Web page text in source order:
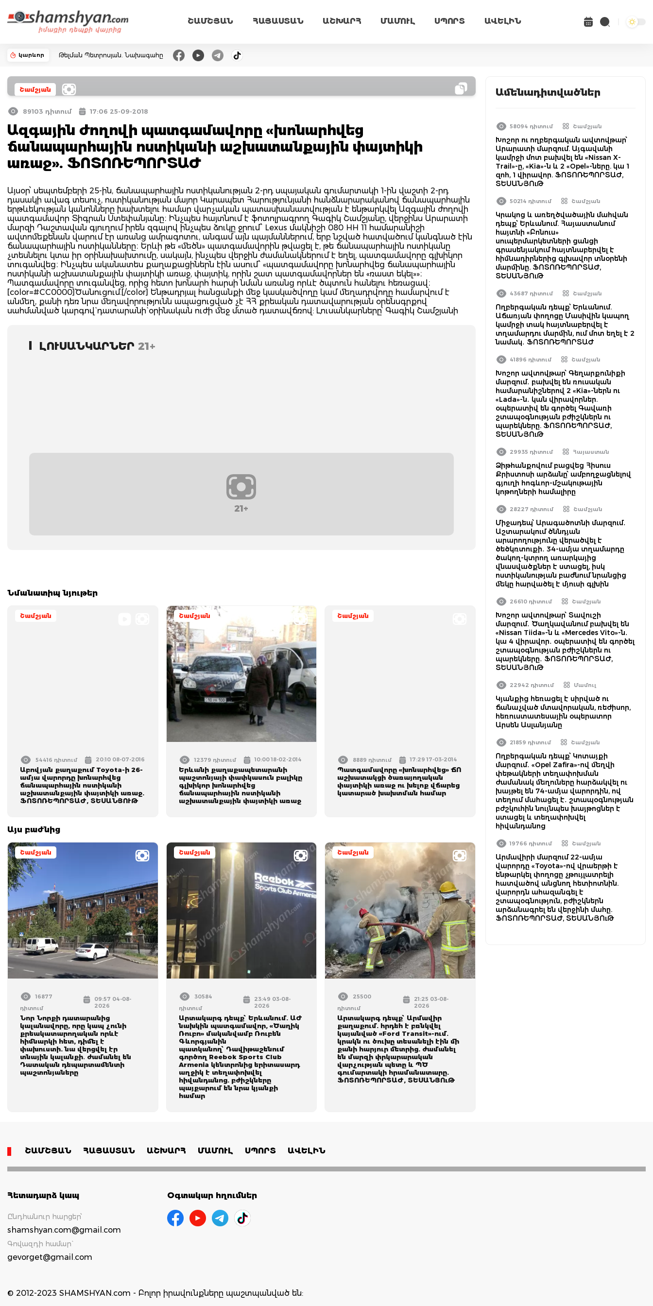
ՇԱՄՇՅԱՆ ՀԱՅԱՍՏԱՆ ԱՇԽԱՐՀ ՄԱՄՈՒԼ ՍՊՈՐՏ ԱՎԵԼԻՆ
կարևոր Թելման Պետրոսյան. Նախագահը
Շամշյան
89103 դիտում 17:06 25-09-2018
Ազգային ժողովի պատգամավորը «խոնարհվեց
ճանապարհային ոստիկանի աշխատանքային փայտիկի
առաջ». ՖՈՏՈՌԵՊՈՐՏԱԺ
Այսօր՝ սեպտեմբերի 25-ին, ճանապարհային ոստիկանության 2-րդ սպայական գումարտակի 1-ին վաշտի 2-րդ
դասակի ավագ տեսուչ, ոստիկանության մայոր Կարապետ Հարությունյանի հանձնարարականով ճանապարհային
երթևեկության կանոնները խախտելու համար վարչական պատասխանատվության է ենթարկվել Ազգային ժողովի
պատգամավոր Տիգրան Ստեփանյանը։ Ինչպես հայտնում է ֆոտոլրագրող Գագիկ Շամշյանը, վերջինս Արարատի
մարզի Դաշտավան գյուղում իրեն զգալով ինչպես ձուկը ջրում՝ Lexus մակնիշի 080 HH 11 համարանիշի
ավտոմեքենան վարում էր առանց ամրագոտու, անգամ այն պայմաններում, երբ նշված հատվածում կանգնած էին
ճանապարհային ոստիկանները։ Երևի թե «մեծն» պատգամավորին թվացել է, թե ճանապարհային ոստիկանը
չտեսնելու կտա իր օրինախախտումը, սակայն, ինչպես վերջին ժամանակներում է եղել, պատգամավորը գլխիկոր
տուգանվեց։ Ինչպես ականատես քաղաքացիներն էին ասում՝ «պատգամավորը խոնարհվեց ճանապարհային
ոստիկանի աշխատանքային փայտիկի առաջ, փայտիկ, որին շատ պատգամավորներ են «ռաստ եկել»»։
Պատգամավորը տուգանվեց, որից հետո խոնարհ հարսի նման առանց որևէ ծպտուն հանելու հեռացավ։
[color=#CC0000]Ծանուցում.[/color] Ենթադրյալ հանցանքի մեջ կասկածվողը կամ մեղադրվողը համարվում է
անմեղ, քանի դեռ նրա մեղավորությունն ապացուցված չէ ՀՀ քրեական դատավարության օրենսգրքով
սահմանված կարգով` դատարանի` օրինական ուժի մեջ մտած դատավճռով: Լուսանկարները՝ Գագիկ Շամշյանի
ԼՈՒՍԱՆԿԱՐՆԵՐ 21+
21+
Նմանատիպ նյութեր
Շամշյան
54416 դիտում 20:10 08-07-2016
Աբովյան քաղաքում Toyota-ի 26-
ամյա վարորդը խոնարհվեց
ճանապարհային ոստիկանի
աշխատանքային փայտիկի առաջ.
ՖՈՏՈՌԵՊՈՐՏԱԺ, ՏԵՍԱՆՅՈՒԹ
Շամշյան
12379 դիտում 10:00 18-02-2014
Երևանի քաղաքապետարանի
պաշտոնյայի փափկասուն բալիկը
գլխիկոր խոնարհվեց
ճանապարհային ոստիկանի
աշխատանքային փայտիկի առաջ
Շամշյան
8889 դիտում 17:29 17-03-2014
Պատգամավորը «խոնարհվեց» ՃՈ
աշխատակցի ծառայողական
փայտիկի առաջ ու խելոք վճարեց
կատարած խախտման համար
Այս բաժնից
Շամշյան
16877
դիտում
09:57 04-08-
2026
Նոր Նորքի դատարանից
կալանավորը, որը կապ չունի
քրեակատարողական որևէ
հիմնարկի հետ, դիմել է
փախուստի. նա վերցվել էր
տնային կալանքի․ ժամանել են
Դատական դեպարտամենտի
պաշտոնյաները
Շամշյան
30584
դիտում
23:49 03-08-
2026
Արտակարգ դեպք՝ Երևանում. ԱԺ
նախկին պատգամավոր, «Ծաղիկ
Ռուբո» մականվամբ Ռուբեն
Գևորգյանին
պատկանող՝ Դավիթաշենում
գործող Reebok Sports Club
Armenia կենտրոնից երիտասարդ
աղջիկ է տեղափոխվել
հիվանդանոց. բժիշկները
պայքարում են նրա կյանքի
համար
Շամշյան
25500
դիտում
21:25 03-08-
2026
Արտակարգ դեպք՝ Արմավիր
քաղաքում. հրդեհ է բռնկվել
կայանված «Ford Transit»-ում.
կրակն ու ծուխը տեսանելի էին մի
քանի հարյուր մետրից. ժամանել
են մարզի փրկարարական
վարչության պետը և ՊԾ
գումարտակի հրամանատարը.
ՖՈՏՈՌԵՊՈՐՏԱԺ, ՏԵՍԱՆՅՈւԹ
Ամենադիտվածներ
58094 դիտում Շամշյան
Խոշոր ու ողբերգական ավտովթար՝
Արարատի մարզում. Այգավանի
կամրջի մոտ բախվել են «Nissan X-
Trail»-ը, «Kia»-ն և 2 «Opel»-ները. կա 1
զոհ, 1 վիրավոր. ՖՈՏՈՌԵՊՈՐՏԱԺ,
ՏԵՍԱՆՅՈւԹ
50214 դիտում Շամշյան
Կրակոց և առեղծվածային մահվան
դեպք՝ Երևանում. Հայաստանում
հայտնի «Բոնուս»
սուպերմարկետների ցանցի
գրասենյակում հայտնաբերվել է
հիմնադիրներից գլխավոր տնօրենի
մարմինը. ՖՈՏՈՌԵՊՈՐՏԱԺ,
ՏԵՍԱՆՅՈւԹ
43687 դիտում Շամշյան
Ողբերգական դեպք՝ Երևանում.
Աճառյան փողոցը Մասիվին կապող
կամրջի տակ հայտնաբերվել է
տղամարդու մարմին, ում մոտ եղել է 2
նամակ․ ՖՈՏՈՌԵՊՈՐՏԱԺ
41896 դիտում Շամշյան
Խոշոր ավտովթար՝ Գեղարքունիքի
մարզում․ բախվել են ռուսական
համարանիշներով 2 «Kia»-ներն ու
«Lada»-ն․ կան վիրավորներ.
օպերատիվ են գործել Գավառի
շտապօգնության բժիշկներն ու
պարեկները. ՖՈՏՈՌԵՊՈՐՏԱԺ,
ՏԵՍԱՆՅՈւԹ
29935 դիտում Հայաստան
Ձիթհանքովում բացվեց Հիսուս
Քրիստոսի արձանը՝ ամբողջացնելով
գյուղի հոգևոր-մշակութային
կոթողների համալիրը
28227 դիտում Շամշյան
Միջադեպ՝ Արագածոտնի մարզում․
Աշտարակում ծննդյան
արարողությունը վերածվել է
ծեծկռտուքի․ 34-ամյա տղամարդը
ծակող-կտրող առարկայից
վնասվածքներ է ստացել, իսկ
ոստիկանության բաժնում նրանցից
մեկը հարվածել է մյուսի գլխին
26610 դիտում Շամշյան
Խոշոր ավտովթար՝ Տավուշի
մարզում․ Ծաղկավանում բախվել են
«Nissan Tiida»-ն և «Mercedes Vito»-ն․
կա 4 վիրավոր․ օպերատիվ են գործել
շտապօգնության բժիշկներն ու
պարեկները․ ՖՈՏՈՌԵՊՈՐՏԱԺ,
ՏԵՍԱՆՅՈւԹ
22942 դիտում Մամուլ
Կյանքից հեռացել է սիրված ու
ճանաչված մտավորական, ռեժիսոր,
հեռուստատեսային օպերատոր
Արսեն Ասլանյանը
21859 դիտում Շամշյան
Ողբերգական դեպք՝ Կոտայքի
մարզում․ «Opel Zafira»-ով մեղվի
փեթակների տեղափոխման
ժամանակ մեղուները հարձակվել ու
խայթել են 74-ամյա վարորդին, ով
տեղում մահացել է․ շտապօգնության
բժշկուհին նույնպես խայթոցներ է
ստացել և տեղափոխվել
հիվանդանոց
19766 դիտում Շամշյան
Արմավիրի մարզում 22-ամյա
վարորդը «Toyota»-ով վրաերթի է
ենթարկել փողոցը չթույլատրելի
հատվածով անցնող հետիոտնին.
վարորդն ահազանգել է
շտապօգնություն, բժիշկներն
արձանագրել են վերջինի մահը.
ՖՈՏՈՌԵՊՈՐՏԱԺ, ՏԵՍԱՆՅՈւԹ
ՇԱՄՇՅԱՆ ՀԱՅԱՍՏԱՆ ԱՇԽԱՐՀ ՄԱՄՈՒԼ ՍՊՈՐՏ ԱՎԵԼԻՆ
Հետադարձ կապ
Ընդհանուր հարցեր՝
shamshyan.com@gmail.com
Գովազդի համար`
gevorget@gmail.com
Օգտակար հղումներ
© 2012-2023 SHAMSHYAN.com - Բոլոր իրավունքները պաշտպանված են: